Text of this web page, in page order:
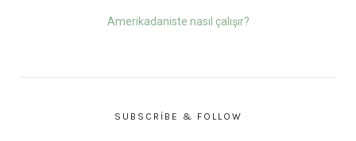
Amerikadaniste nasıl çalışır?
SUBSCRIBE & FOLLOW